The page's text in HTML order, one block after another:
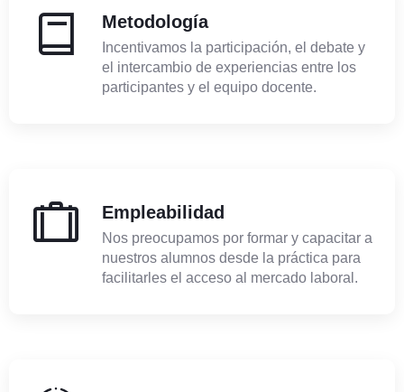
Metodología
Incentivamos la participación, el debate y
el intercambio de experiencias entre los
participantes y el equipo docente.
Empleabilidad
Nos preocupamos por formar y capacitar a
nuestros alumnos desde la práctica para
facilitarles el acceso al mercado laboral.